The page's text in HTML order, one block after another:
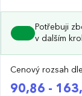
Potřebuji
v dalším
Cenový rozsah
90,86 -